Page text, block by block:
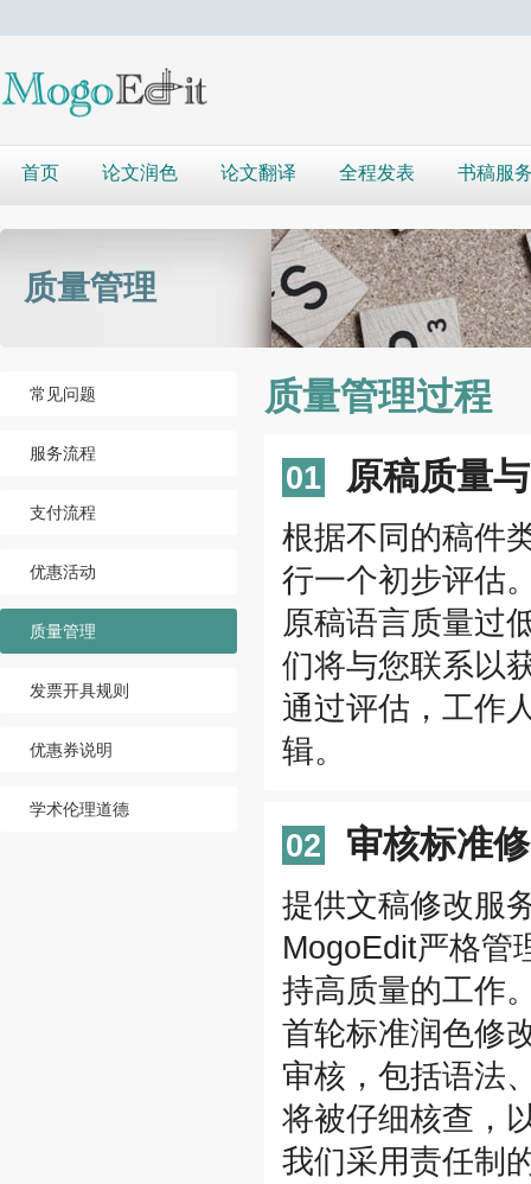
首页 论文润色 论文翻译 全程发表 书稿服
质量管理
常见问题
服务流程
支付流程
优惠活动
质量管理
发票开具规则
优惠券说明
学术伦理道德
质量管理过程
01 原稿质量
根据不同的稿件
行一个初步评估
原稿语言质量过
们将与您联系以
通过评估，工作
辑。
02 审核标准
提供文稿修改服
MogoEdit严格管
持高质量的工作
首轮标准润色修
审核，包括语法
将被仔细核查，
我们采用责任制